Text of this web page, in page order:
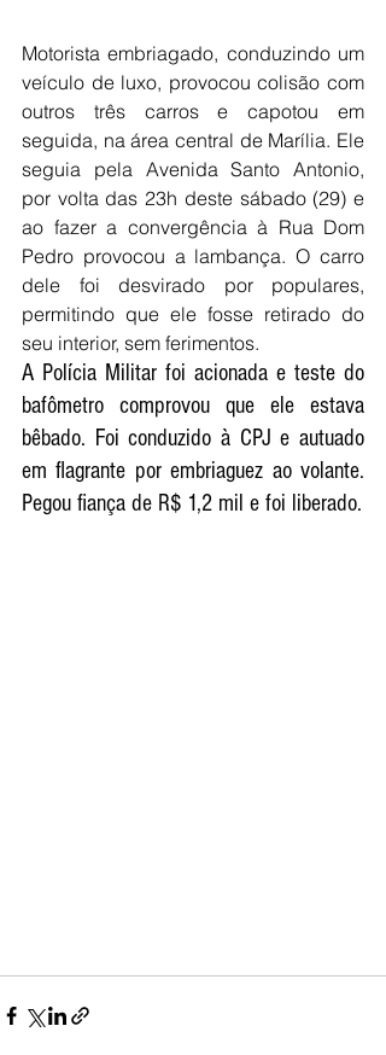
Motorista embriagado, conduzindo um
veículo de luxo, provocou colisão com
outros três carros e capotou em
seguida, na área central de Marília. Ele
seguia pela Avenida Santo Antonio,
por volta das 23h deste sábado (29) e
ao fazer a convergência à Rua Dom
Pedro provocou a lambança. O carro
dele foi desvirado por populares,
permitindo que ele fosse retirado do
seu interior, sem ferimentos.
A Polícia Militar foi acionada e teste do
bafômetro comprovou que ele estava
bêbado. Foi conduzido à CPJ e autuado
em flagrante por embriaguez ao volante.
Pegou fiança de R$ 1,2 mil e foi liberado.